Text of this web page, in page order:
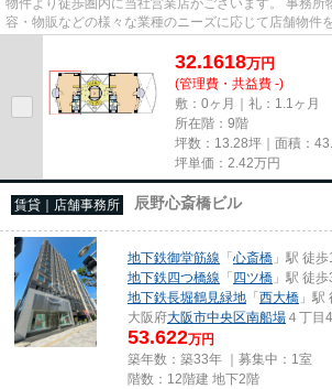
容・物販などの様々な業種のニーズに応じて店舗物件
尚、弊社ではおとり広告は一切...
32.1618万円
(管理費・共益費 -)
敷：0ヶ月｜礼：1.1ヶ月
所在階：9階
坪数：13.28坪｜面積：
坪単価： 2.42万円
賃貸｜店舗事務所 辰野心斎橋ビル
地下鉄御堂筋線 「心斎橋 」駅 徒
地下鉄四つ橋線 「四ツ橋 」駅 徒
地下鉄長堀鶴見緑地 「西大橋 」駅
大阪府大阪市中央区南船場 ４丁目
53.622万円
築年数：築33年 ｜募集中： 1室
階数：12階建 地下2階